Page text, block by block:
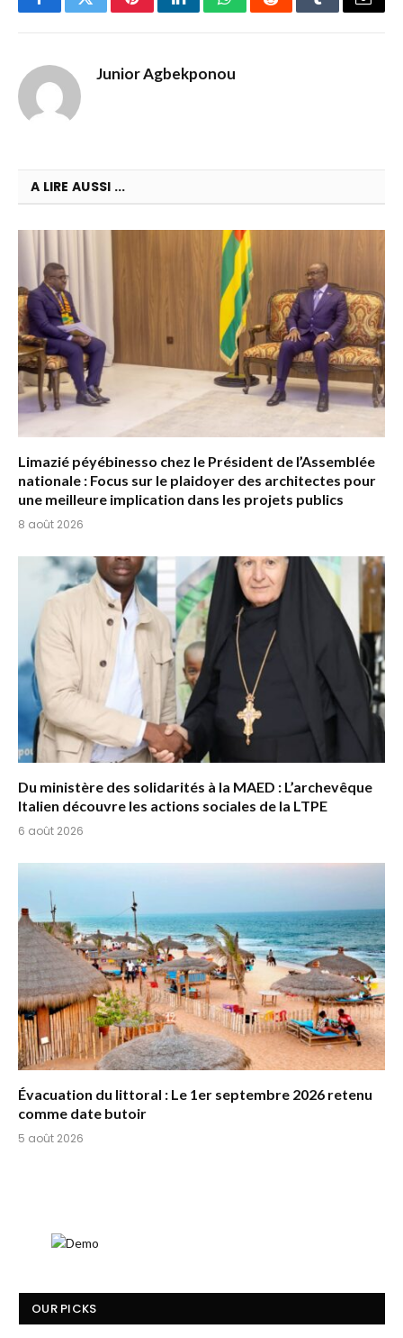
FacebookTwitterPinterestLinkedInWhatsAppRedditTumblrEmail
Junior Agbekponou
A LIRE AUSSI ...
Limazié péyébinesso chez le Président de l’Assemblée
nationale : Focus sur le plaidoyer des architectes pour
une meilleure implication dans les projets publics
8 août 2026
Du ministère des solidarités à la MAED : L’archevêque
Italien découvre les actions sociales de la LTPE
6 août 2026
Évacuation du littoral : Le 1er septembre 2026 retenu
comme date butoir
5 août 2026
OUR PICKS